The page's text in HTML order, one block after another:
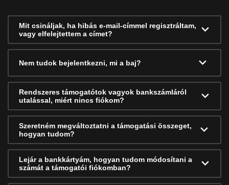
Mit csináljak, ha hibás e-mail-címmel regisztráltam,
vagy elfelejtettem a címet?
Nem tudok bejelentkezni, mi a baj?
Rendszeres támogatótok vagyok bankszámláról
utalással, miért nincs fiókom?
Szeretném megváltoztatni a támogatási összeget,
hogyan tudom?
Lejár a bankkártyám, hogyan tudom módosítani a
számát a támogatói fiókomban?